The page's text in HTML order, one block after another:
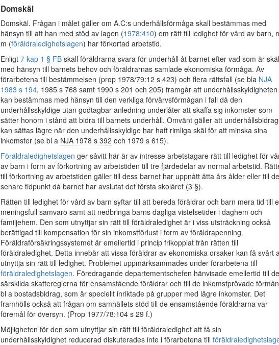
Domskäl
Domskäl. Frågan i målet gäller om A.C:s underhållsförmåga skall bestämmas med
hänsyn till att han med stöd av lagen (1978:410) om rätt till ledighet för vård av barn,
m (föräldraledighetslagen) har förkortad arbetstid.
Enligt 7 kap 1 § FB skall föräldrarna svara för underhåll åt barnet efter vad som är
med hänsyn till barnets behov och föräldrarnas samlade ekonomiska förmåga. Av
förarbetena till bestämmelsen (prop 1978/79:12 s 423) och flera rättsfall (se bla NJA
1983 s 194, 1985 s 768 samt 1990 s 201 och 205) framgår att underhållsskyldigheten
kan bestämmas med hänsyn till den verkliga förvärvsförmågan i fall då den
underhållsskyldige utan godtagbar anledning underlåter att skaffa sig inkomster som
sätter honom i stånd att bidra till barnets underhåll. Omvänt gäller att
kan sättas lägre när den underhållsskyldige har haft rimliga skäl för att minska sina
inkomster (se bl a NJA 1978 s 392 och 1979 s 615).
Föräldraledighetslagen ger såvitt här är av intresse arbetstagare rätt till ledighet för
av barn i form av förkortning av arbetstiden till tre fjärdedelar av normal arbetstid.
till förkortning av arbetstiden gäller till dess barnet har uppnått åtta års ålder eller till
senare tidpunkt då barnet har avslutat det första skolåret (3 §).
Rätten till ledighet för vård av barn syftar till att bereda föräldrar och barn mera tid till
meningsfull samvaro samt att nedbringa barns dagliga vistelsetider i daghem och
familjehem. Den som utnyttjar sin rätt till föräldraledighet är i viss utsträckning också
berättigad till kompensation för sin inkomstförlust i form av föräldrapenning.
Föräldraförsäkringssystemet är emellertid i princip frikopplat från rätten till
föräldraledighet. Detta innebär att vissa föräldrar av ekonomiska orsaker kan få svårt
utnyttja sin rätt till ledighet. Problemet uppmärksammades under förarbetena till
föräldraledighetslagen. Föredragande departementschefen hänvisade emellertid till de
särskilda skattereglerna för ensamstående föräldrar och till de inkomstprövade
bl a bostadsbidrag, som är speciellt inriktade på grupper med lägre inkomster. Det
framhölls också att frågan om samhällets stöd till de ensamstående föräldrarna var
föremål för översyn. (Prop 1977/78:104 s 29 f.)
Möjligheten för den som utnyttjar sin rätt till föräldraledighet att få sin
underhållsskyldighet reducerad diskuterades inte i förarbetena till